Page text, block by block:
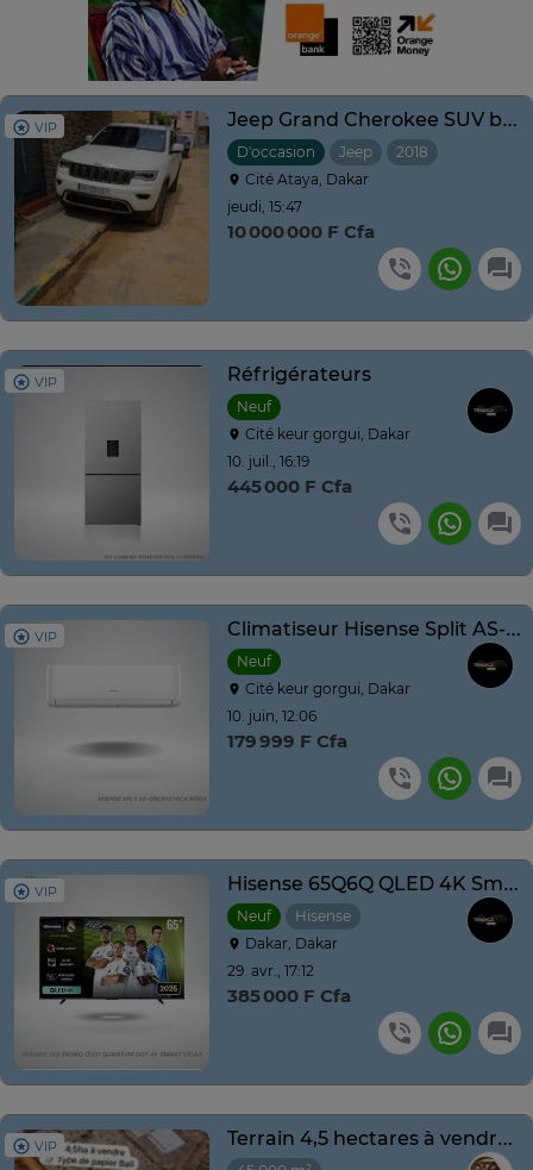
VIP Jeep Grand Cherokee SUV blanc polyvalent
D'occasion Jeep 2018
Cité Ataya, Dakar
jeudi, 15:47
10 000 000 F Cfa
VIP Réfrigérateurs
Neuf
Cité keur gorgui, Dakar
10. juil., 16:19
445 000 F Cfa
VIP Climatiseur Hisense Split AS-12CR
Neuf
Cité keur gorgui, Dakar
10. juin, 12:06
179 999 F Cfa
VIP Hisense 65Q6Q QLED 4K Smart TV 65 pouces
Neuf
Hisense
Dakar, Dakar
29. avr., 17:12
385 000 F Cfa
VIP Terrain 4,5 hectares à vendre à Diamniadio